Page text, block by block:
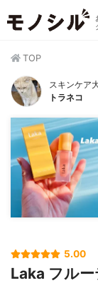
TOP
スキンケア
トラネコ
5.00
Laka フル